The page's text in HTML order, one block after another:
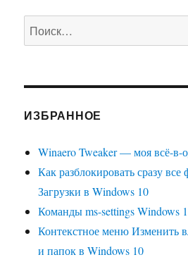
Искать:
ИЗБРАННОЕ
Winaero Tweaker — моя всё-в-
Как разблокировать сразу
Загрузки в Windows 10
Команды ms-settings Windows
Контекстное меню Изменить
и папок в Windows 10